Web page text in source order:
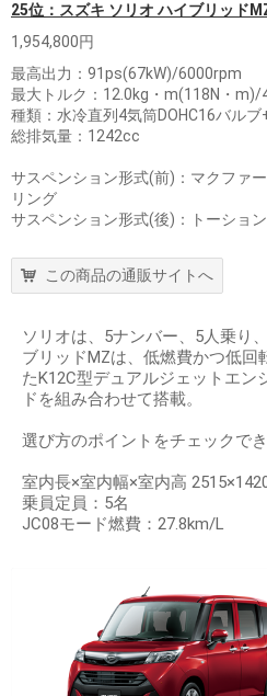
25位：スズキ ソリオ ハイブリッド
1,954,800円
最高出力：91ps(67kW)/6000rpm
最大トルク：12.0kg・m(118N・m)/
種類：水冷直列4気筒DOHC16バルブ
総排気量：1242cc
サスペンション形式(前)：マクファ
リング
サスペンション形式(後)：トーショ
この商品の通販サイトへ
ソリオは、5ナンバー、5人乗り
ブリッドMZは、低燃費かつ低回
たK12C型デュアルジェットエン
ドを組み合わせて搭載。
選び方のポイントをチェックで
室内長×室内幅×室内高
乗員定員：5名
JC08モード燃費：27.8km/L